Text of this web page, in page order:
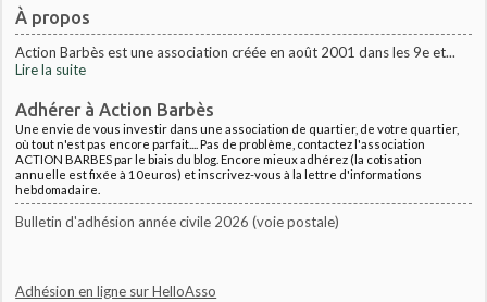
À propos
Action Barbès est une association créée en août 2001 dans les 9e et...
Lire la suite
Adhérer à Action Barbès
Une envie de vous investir dans une association de quartier, de votre quartier,
où tout n'est pas encore parfait.... Pas de problème, contactez l'association
ACTION BARBES par le biais du blog. Encore mieux adhérez (la cotisation
annuelle est fixée à 10euros) et inscrivez-vous à la lettre d'informations
hebdomadaire.
Bulletin d'adhésion année civile 2026 (voie postale)
Adhésion en ligne sur HelloAsso